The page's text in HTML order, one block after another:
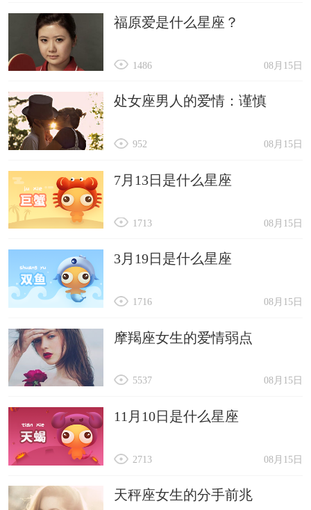
福原爱是什么星座？
08月15日
1486
处女座男人的爱情：谨慎
08月15日
952
7月13日是什么星座
08月15日
1713
3月19日是什么星座
08月15日
1716
摩羯座女生的爱情弱点
08月15日
5537
11月10日是什么星座
08月15日
2713
天秤座女生的分手前兆